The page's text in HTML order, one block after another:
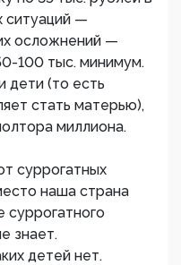
ситуаций —
осложнений —
100 тыс. минимум.
(то есть
стать матерью),
миллиона.
суррогатных
наша страна
суррогатного
знает.
детей нет.